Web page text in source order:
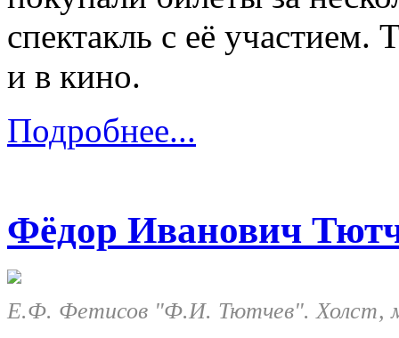
спектакль с её участием.
и в кино.
Подробнее...
Фёдор Иванович
Е.Ф. Фетисов "Ф.И. Тютчев". Холст,